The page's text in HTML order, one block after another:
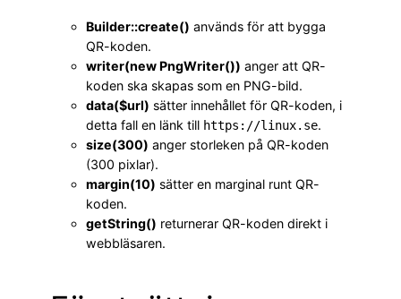
Builder::create() används för att bygga
QR-koden.
writer(new PngWriter()) anger att QR-
koden ska skapas som en PNG-bild.
data($url) sätter innehållet för QR-koden, i
detta fall en länk till https://linux.se.
size(300) anger storleken på QR-koden
(300 pixlar).
margin(10) sätter en marginal runt QR-
koden.
getString() returnerar QR-koden direkt i
webbläsaren.